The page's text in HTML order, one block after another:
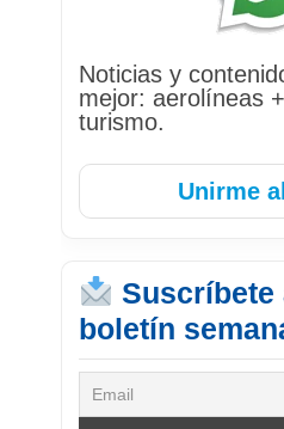
Noticias y
mejor: aerolíneas
turismo.
Unirme
Suscríbete
boletín